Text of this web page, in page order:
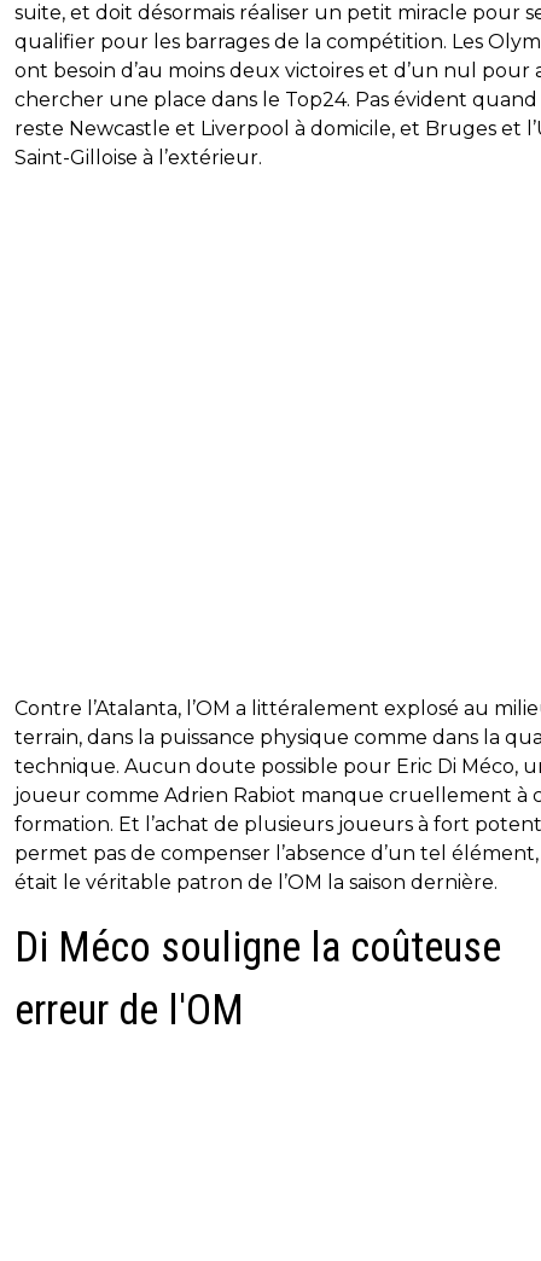
suite, et doit désormais réaliser un petit miracle pour
qualifier pour les barrages de la compétition. Les
ont besoin d’au moins deux victoires et d’un nul pour
chercher une place dans le Top24. Pas évident quand
reste Newcastle et Liverpool à domicile, et Bruges et
Saint-Gilloise à l’extérieur.
Contre l’Atalanta, l’OM a littéralement explosé au
terrain, dans la puissance physique comme dans la
technique. Aucun doute possible pour Eric Di Méco,
joueur comme Adrien Rabiot manque cruellement à
formation. Et l’achat de plusieurs joueurs à fort
permet pas de compenser l’absence d’un tel
était le véritable patron de l’OM la saison dernière.
Di Méco souligne la coûteuse
erreur de l'OM